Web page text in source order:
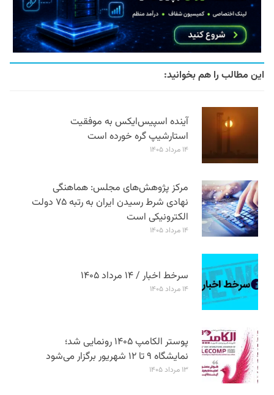
این مطالب را هم بخوانید:
آینده اسپیس‌ایکس به موفقیت
استارشیپ گره خورده است
۱۴ مرداد ۱۴۰۵
مرکز پژوهش‌های مجلس: هماهنگی
نهادی شرط رسیدن ایران به رتبه ۷۵ دولت
الکترونیکی است
۱۴ مرداد ۱۴۰۵
سرخط اخبار / ۱۴ مرداد ۱۴۰۵
۱۴ مرداد ۱۴۰۵
پوستر الکامپ ۱۴۰۵ رونمایی شد؛
نمایشگاه ۹ تا ۱۲ شهریور برگزار می‌شود
۱۳ مرداد ۱۴۰۵